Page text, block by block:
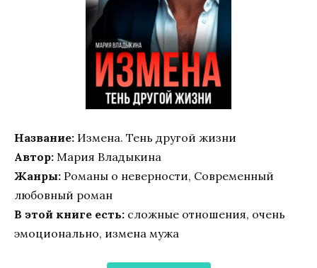
Название: Измена. Тень другой жизни
Автор: Мария Владыкина
Жанры: Романы о неверности, Современный
любовный роман
В этой книге есть: сложные отношения, очень
эмоционально, измена мужа